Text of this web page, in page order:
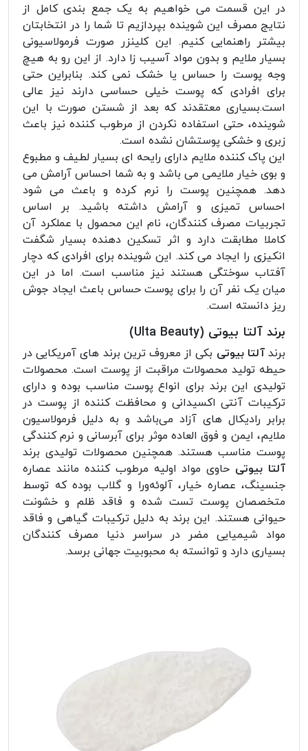
در این قسمت می خواهیم به یک جمع بندی کامل از
نتایج مصرف این شوینده بپردازیم تا شما را در انتخابتان
بیشتر راهنمایی کنیم. این کلینزر صورت فرمولاسیونی
بسیار ملایم و بدون مواد آسیب زا دارد. از این رو به هیچ
وجه پوست را حساس یا خشک نمی کند. بنابراین حتی
برای افرادی که پوست خیلی حساسی دارند نیز عالی
است.بسیاری معتقدند که بعد از شستن صورت با این
شوینده، حتی استفاده نکردن از مرطوب کننده نیز باعث
زبری و خشکی پوستشان نشده است.
این پاک کننده ملایم دارای رایحه ای بسیار لطیف و مطبوع
و بوی خیار ملایمی می باشد و به شما احساس آرامش می
دهد. همچنین پوست را نرم کرده و باعث می شود
احساس تمیزی و آرامش داشته باشید. بر اساس
تجربیات مصرف کنندگان، نام این محصول با عملکرد آن
کاملا مطابقت دارد و اثر تسکین دهنده بسیار شگفت
انکیزی را ایجاد می کند. این شوینده برای افرادی که دچار
آفتاب سوختگی هستند نیز مناسب است. اما در این
میان یک نفر آن را برای پوست حساس باعث ایجاد جوش
ریز دانسته است.
برند آلتا بیوتی (Ulta Beauty)
برندآلتا بیوتی بکی از معروف ترین برند های آمریکایی در
حیطه تولید محصولات مراقبت از پوست است. محصولات
تولیدی این برند برای انواع پوست مناسب بوده و دارای
ترکیبات آنتی اکسیدانی و محافظت کننده از پوست در
برابر رادیکال های آزاد می‌باشد و به دلیل فرمولاسیون
ملایم، ایمن و فوق العاده موثر برای آبرسانی و نرم کنندگی
پوست مناسب هستند. همچنین محصولات تولیدی برند
آلتا بیوتی حاوی مواد اولیه مرطوب کننده مانند عصاره
جنسینگ، عصاره خیار، آلوئه‌ورا و گلاب بوده که توسط
متخصصان پوست تست شده و فاقد ظلم و خشونت
حیوانی هستند. این برند به دلیل ترکیبات گیاهی و فاقد
مواد شیمیایی مضر در سراسر دنیا مصرف کنندگان
بسیاری دارد و توانسته به محبوبیت جهانی برسد.